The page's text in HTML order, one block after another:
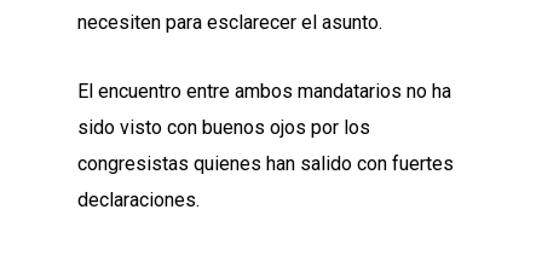
necesiten para esclarecer el asunto.
El encuentro entre ambos mandatarios no ha
sido visto con buenos ojos por los
congresistas quienes han salido con fuertes
declaraciones.